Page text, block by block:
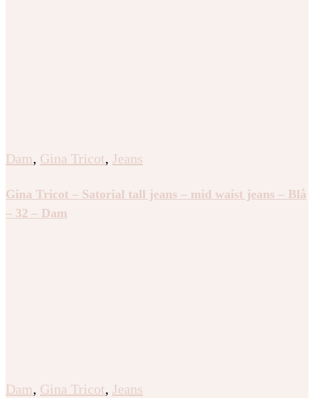
Dam, Gina Tricot, Jeans
Gina Tricot – Satorial tall jeans – mid waist jeans – Blå
– 32 – Dam
Dam, Gina Tricot, Jeans